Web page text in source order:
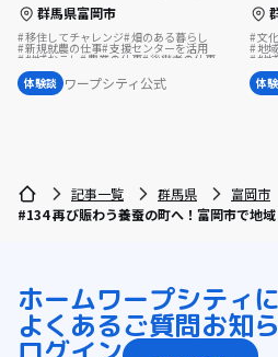
群馬県富岡市
移住してチャレンジ 畑のある暮らし
新規就農の仕事 支援センターを活用
地域おこし 農業の仕事 後継者の仕事
地域おこし協力隊
地域おこし協力隊に聞いてみた
体験談 ワープシティ公式
文
地
地
体
記事一覧 群馬県
富岡市
#134 再び賑わう養蚕の町へ！富岡市で地
ホームワープシティ
よくあるご質問お知